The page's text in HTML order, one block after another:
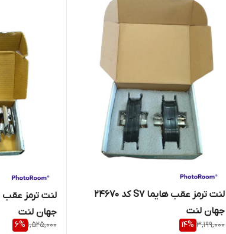
لنت ترمز عقب هایما S7 کد 24670
جهان لنت
3,199,000
14%
جهان لنت
1,525,000
6%